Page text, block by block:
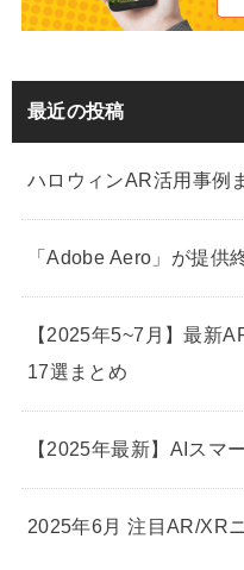
最近の投稿
ハロウィンAR活用事例
「Adobe Aero」が提供
【2025年5~7月】最新
17選まとめ
【2025年最新】AIスマ
2025年6月 注目AR/XR